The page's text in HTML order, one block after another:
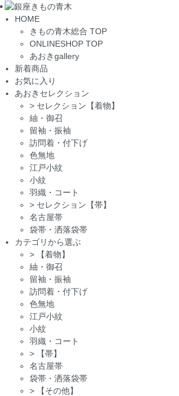
Toggle
navigation
HOME
きもの青木総合 TOP
ONLINESHOP TOP
あおきgallery
新着商品
お気に入り
あおきセレクション
> セレクション【着物】
紬・御召
留袖・振袖
訪問着・付下げ
色無地
江戸小紋
小紋
羽織・コート
> セレクション【帯】
名古屋帯
袋帯・洒落袋帯
カテゴリから選ぶ
>
【着物】
紬・御召
留袖・振袖
訪問着・付下げ
色無地
江戸小紋
小紋
羽織・コート
>
【帯】
名古屋帯
袋帯・洒落袋帯
>
【その他】